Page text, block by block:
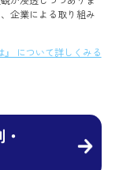
企業による取り組み
』 について詳しくみる